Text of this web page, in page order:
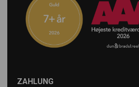
ZAHLUNG